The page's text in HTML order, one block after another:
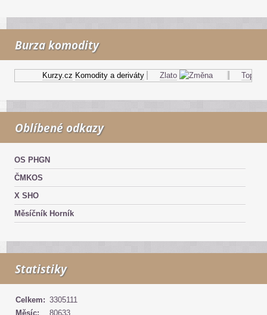
Burza komodity
Kurzy.cz Komodity a deriváty Zlato Topný
Oblíbené odkazy
OS PHGN
ČMKOS
X SHO
Měsíčník Horník
Statistiky
Celkem: 3305111
Měsíc:
80633